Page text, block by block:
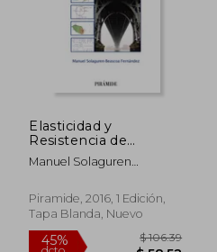
Elasticidad y
Resistencia de
Materiales
Manuel Solaguren
Piramide, 2016, 1 Edición,
Tapa Blanda, Nuevo